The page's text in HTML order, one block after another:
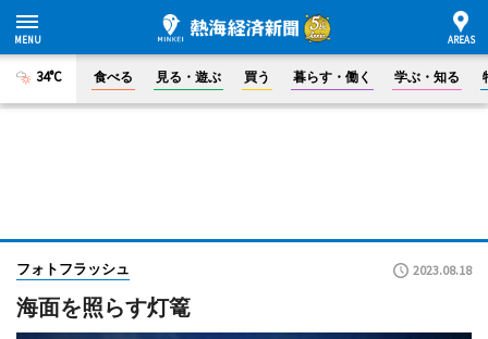
34°C 食べる 見る・遊ぶ 買う 暮らす・働く 学ぶ・知る
フォトフラッシュ 2023.08.18
海面を照らす灯篭